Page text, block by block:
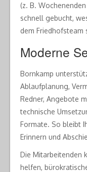
(z. B.
schnell gebucht,
dem Friedhofsteam
Moderne
Bornkamp
Ablaufplanung,
Redner, Angebote
technische
Formate. So bleibt
Erinnern und
Die Mitarbeitenden
helfen,